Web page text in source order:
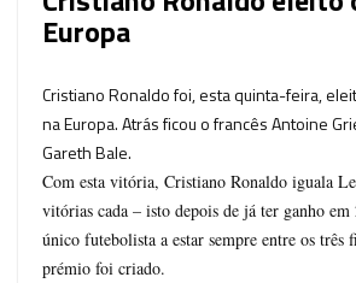
Europa
Cristiano Ronaldo foi, esta quinta-feira,
na Europa. Atrás ficou o francês Antoine
Gareth Bale.
Com esta vitória, Cristiano Ronaldo iguala
vitórias cada – isto depois de já ter ganho em
único futebolista a estar sempre entre os três
prémio foi criado.